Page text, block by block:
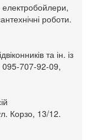
роботи.
та ін. із
095-707-92-09,
Корзо, 13/12.